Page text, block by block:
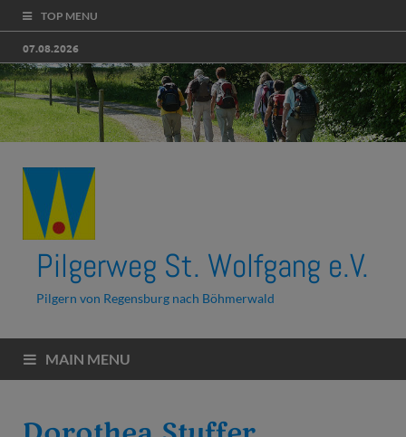
TOP MENU
07.08.2026
Pilgerweg St. Wolfgang e.V.
Pilgern von Regensburg nach Böhmerwald
MAIN MENU